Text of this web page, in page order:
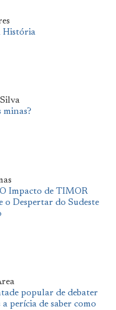
História
minas?
Impacto de TIMOR
o Despertar do Sudeste
popular de debater
perícia de saber como